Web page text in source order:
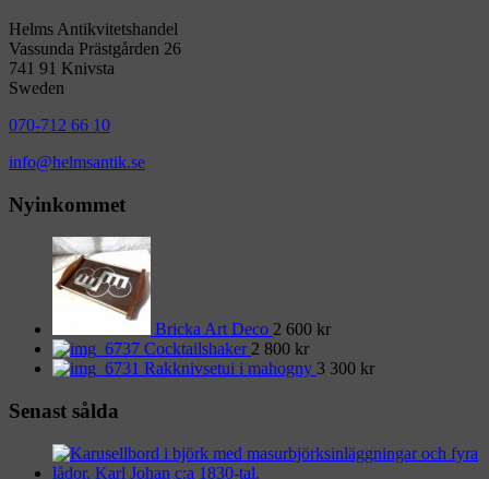
Helms Antikvitetshandel
Vassunda Prästgården 26
741 91 Knivsta
Sweden
070-712 66 10
info@helmsantik.se
Nyinkommet
Bricka Art Deco 2 600 kr
Cocktailshaker 2 800 kr
Rakknivsetui i mahogny 3 300 kr
Senast sålda